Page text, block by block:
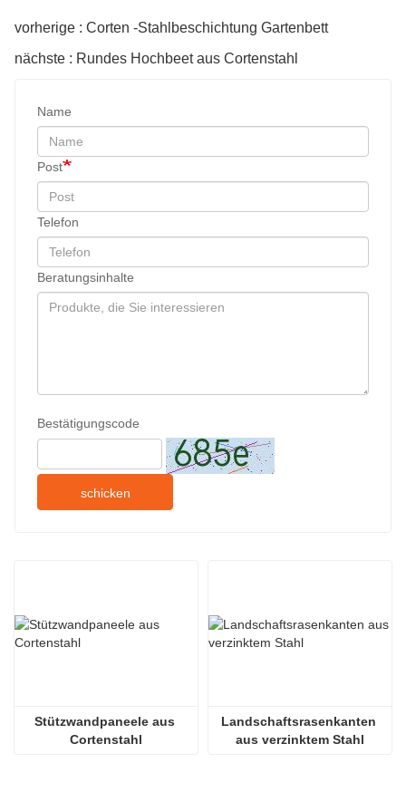
vorherige : Corten -Stahlbeschichtung Gartenbett
nächste : Rundes Hochbeet aus Cortenstahl
Name
Post
Telefon
Beratungsinhalte
Bestätigungscode
schicken
Stützwandpaneele aus
Cortenstahl
Landschaftsrasenkanten
aus verzinktem Stahl